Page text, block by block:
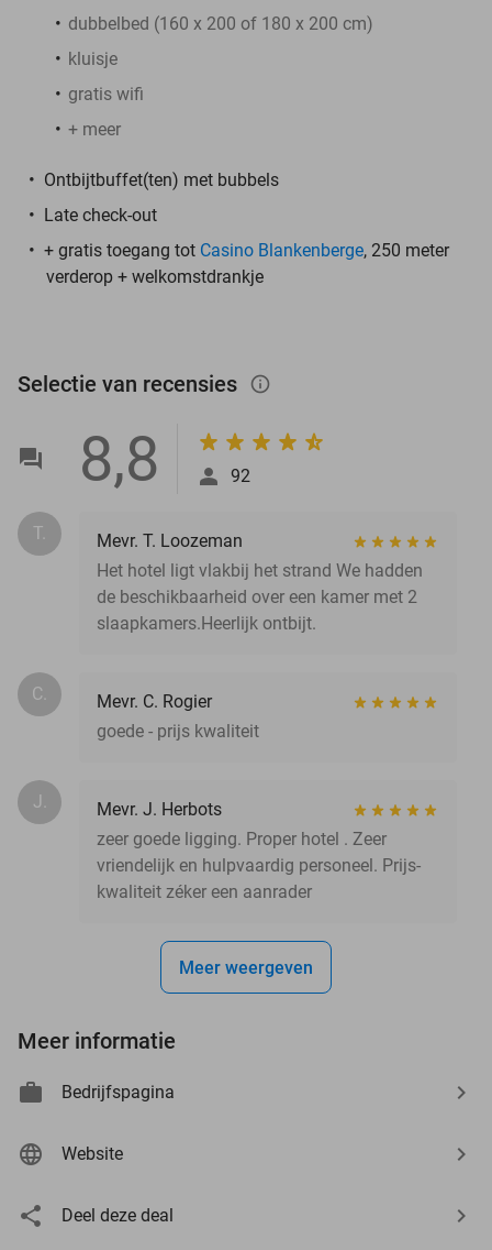
dubbelbed (160 x 200 of 180 x 200 cm)
kluisje
gratis wifi
+ meer
Ontbijtbuffet(ten) met bubbels
Late check-out
+ gratis toegang tot Casino Blankenberge, 250 meter
verderop + welkomstdrankje
Selectie van recensies info_outlined
8,8 92
T.
Mevr. T. Loozeman
Het hotel ligt vlakbij het strand We hadden
de beschikbaarheid over een kamer met 2
slaapkamers.Heerlijk ontbijt.
C.
Mevr. C. Rogier
goede - prijs kwaliteit
J.
Mevr. J. Herbots
zeer goede ligging. Proper hotel . Zeer
vriendelijk en hulpvaardig personeel. Prijs-
kwaliteit zéker een aanrader
Meer weergeven
Meer informatie
Bedrijfspagina
Website
Deel deze deal